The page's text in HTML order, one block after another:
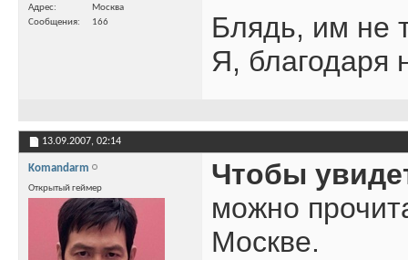
Адрес
Москва
Сообщения
166
Блядь, им не
Я, благодаря
13.09.2007, 02:14
Komandarm
Открытый геймер
Чтобы
можно
Москве.